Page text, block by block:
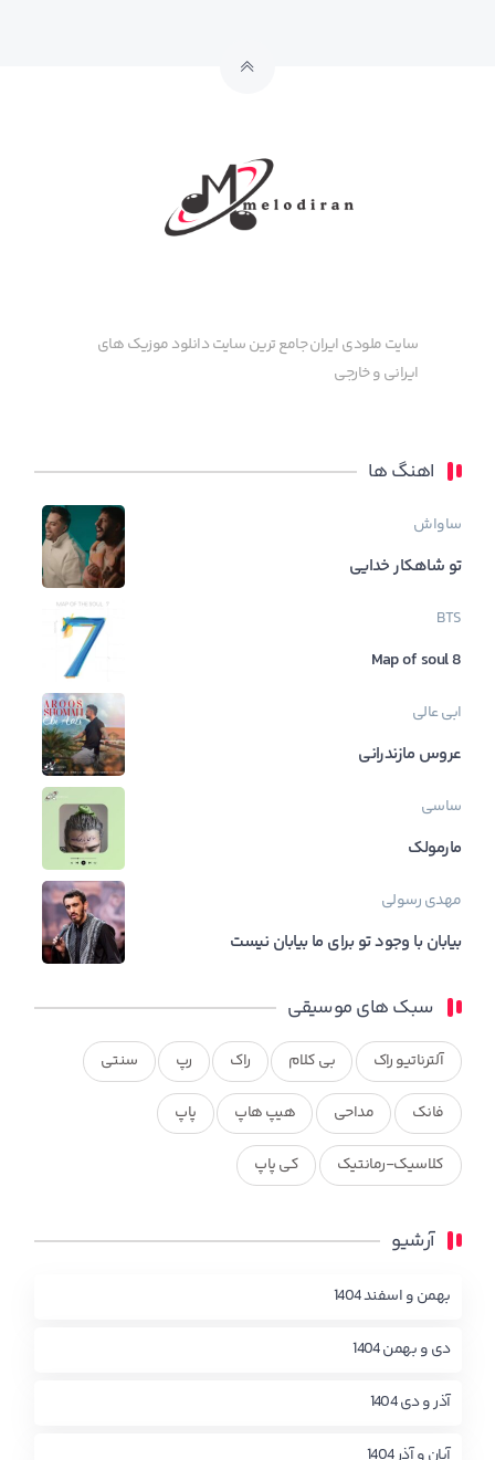
سایت ملودی ایران جامع ترین سایت دانلود موزیک های
ایرانی و خارجی
اهنگ ها
ساواش
تو شاهکار خدایی
BTS
Map of soul 8
ابی عالی
عروس مازندرانی
ساسی
مارمولک
مهدی رسولی
بیابان با وجود تو برای ما بیابان نیست
سبک های موسیقی
آلترناتیو راک بی کلام راک رپ سنتی
فانک مداحی هیپ هاپ پاپ
کلاسیک-رمانتیک کی پاپ
آرشیو
بهمن و اسفند 1404
دی و بهمن 1404
آذر و دی 1404